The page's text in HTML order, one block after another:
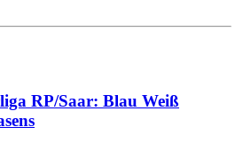
RP/Saar: Blau Weiß